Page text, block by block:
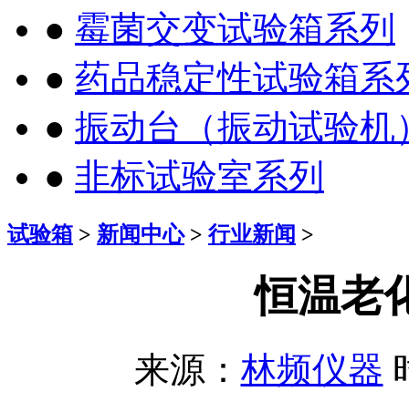
● 霉菌交变试验箱系列
● 药品稳定性试验箱系
● 振动台（振动试验机
● 非标试验室系列
试验箱 > 新闻中心> 行业新闻 >
恒温老
来源： 林频仪器